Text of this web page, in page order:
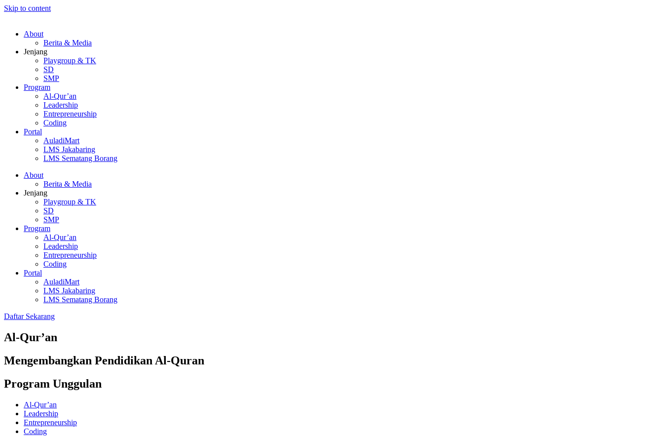
Skip to content
About
Berita & Media
Jenjang
Playgroup & TK
SD
SMP
Program
Al-Qur’an
Leadership
Entrepreneurship
Coding
Portal
AuladiMart
LMS Jakabaring
LMS Sematang Borang
About
Berita & Media
Jenjang
Playgroup & TK
SD
SMP
Program
Al-Qur’an
Leadership
Entrepreneurship
Coding
Portal
AuladiMart
LMS Jakabaring
LMS Sematang Borang
Daftar Sekarang
Al-Qur’an
Mengembangkan Pendidikan Al-Quran
Program Unggulan
Al-Qur’an
Leadership
Entrepreneurship
Coding